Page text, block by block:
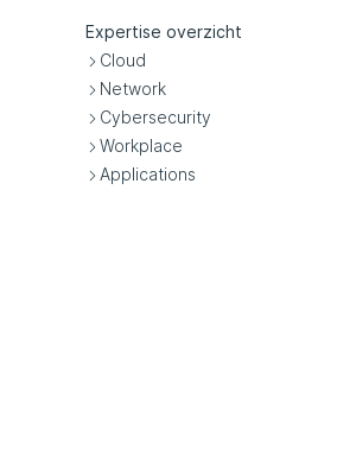
Expertise overzicht
Cloud
Network
Cybersecurity
Workplace
Applications